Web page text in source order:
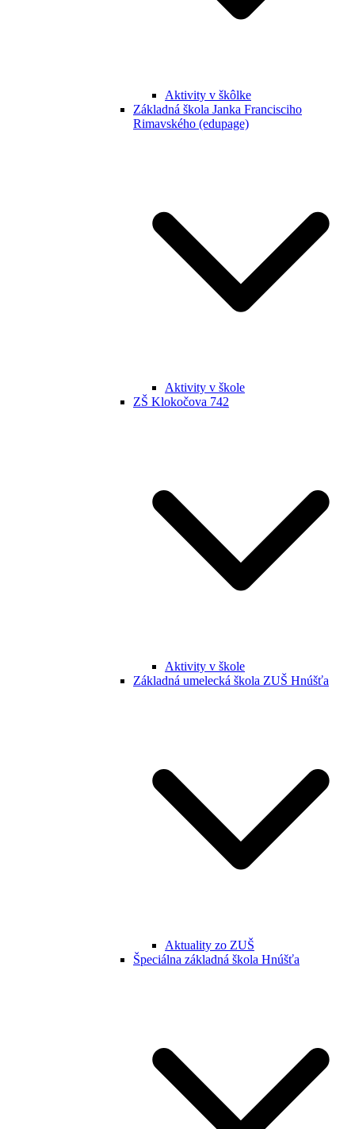
Aktivity v škôlke
Základná škola Janka Francisciho
Rimavského (edupage)
Aktivity v škole
ZŠ Klokočova 742
Aktivity v škole
Základná umelecká škola ZUŠ Hnúšťa
Aktuality zo ZUŠ
Špeciálna základná škola Hnúšťa